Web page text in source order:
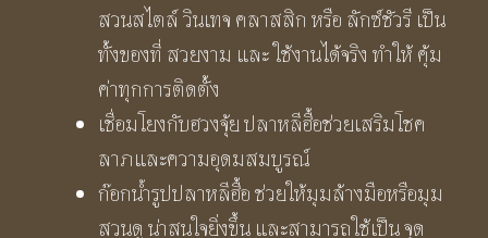
สวนสไตล์ วินเทจ คลาสสิก หรือ ลักซ์ชัวรี เป็น
ทั้งของที่ สวยงาม และ ใช้งานได้จริง ทำให้ คุ้ม
ค่าทุกการติดตั้ง
เชื่อมโยงกับฮวงจุ้ย ปลาหลีฮื้อช่วยเสริมโชค
ลาภและความอุดมสมบูรณ์
ก๊อกน้ำรูปปลาหลีฮื้อ ช่วยให้มุมล้างมือหรือมุม
สวนดู น่าสนใจยิ่งขึ้น และสามารถใช้เป็น จุด